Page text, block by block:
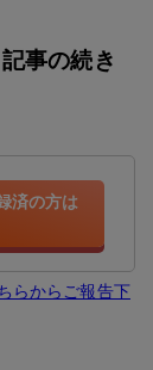
事の続き
済の方は
らからご報告下